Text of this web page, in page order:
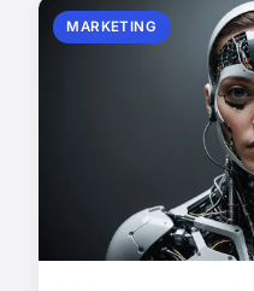
MARKETING